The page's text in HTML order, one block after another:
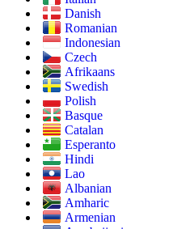
Danish
Romanian
Indonesian
Czech
Afrikaans
Swedish
Polish
Basque
Catalan
Esperanto
Hindi
Lao
Albanian
Amharic
Armenian